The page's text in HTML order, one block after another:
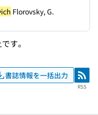
Florovsky, G.
す。
書誌情報を一括出力 RSS
RSS